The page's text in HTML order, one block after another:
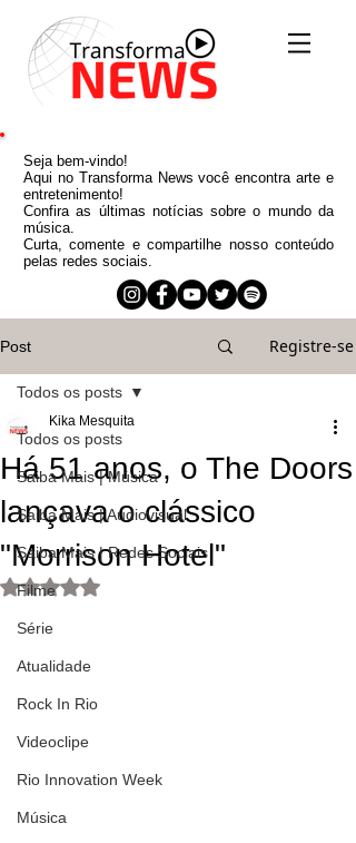
Seja bem-vindo!
Aqui no Transforma News você encontra arte e
entretenimento!
Confira as últimas notícias sobre o mundo da
música.
Curta, comente e compartilhe nosso conteúdo
pelas redes sociais.
Post Registre-se
Todos os posts
Saiba Mais | Música
Saiba Mais | Audiovisual
Saiba Mais | Redes Sociais
Filme
Série
Atualidade
Rock In Rio
Videoclipe
Rio Innovation Week
Música
Todos os posts
Há 51 anos, o The Doors
lançava o clássico
"Morrison Hotel"
Kika Mesquita
Avaliado com NaN de 5 estrelas.